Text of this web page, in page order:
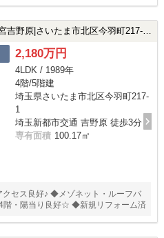
いたま市北区今羽町217-1の中古マンション
2,180万円
4LDK / 1989年
4階/5階建
埼玉県さいたま市北区今羽町217-
1
埼玉新都市交通 吉野原 徒歩3分
専有面積 100.17㎡
セス良好♪ ◆メゾネット・ルーフバ
階・陽当り良好☆ ◆新規リフォーム済